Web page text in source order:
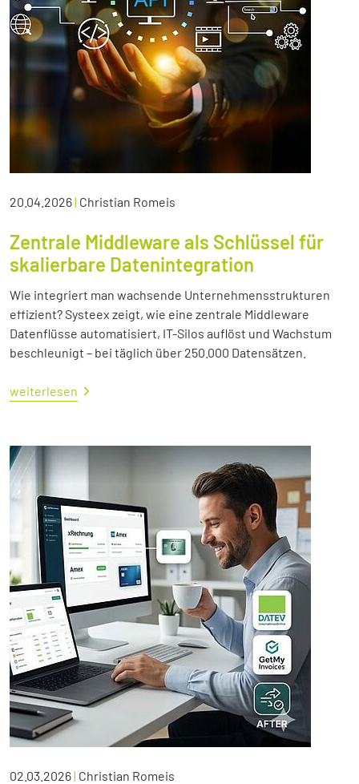
20.04.2026| Christian Romeis
Zentrale Middleware als Schlüssel für
skalierbare Datenintegration
Wie integriert man wachsende Unternehmensstrukturen
effizient? Systeex zeigt, wie eine zentrale Middleware
Datenflüsse automatisiert, IT-Silos auflöst und Wachstum
beschleunigt – bei täglich über 250.000 Datensätzen.
weiterlesen
02.03.2026| Christian Romeis